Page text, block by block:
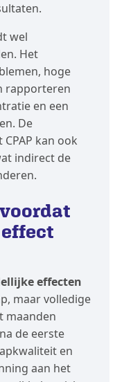
wel
Het
hoge
rapporteren
en een
De
kan ook
indirect de
effecten
maar volledige
maanden
de eerste
en
aan het